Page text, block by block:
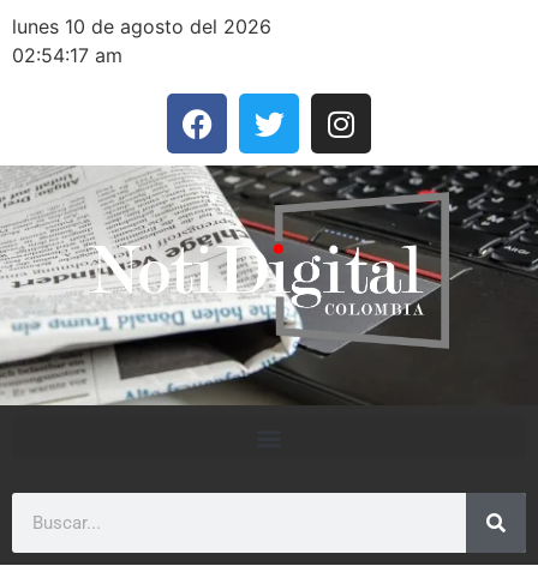
lunes 10 de agosto del 2026
02:54:17 am